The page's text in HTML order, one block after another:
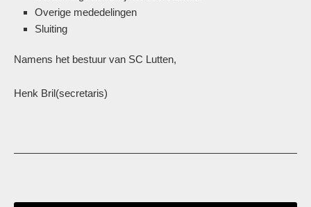
Overige mededelingen
Sluiting
Namens het bestuur van SC Lutten,
Henk Bril(secretaris)